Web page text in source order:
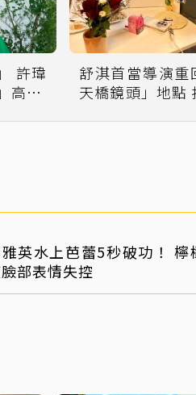
許瑋
EQ
舒淇首當導演重
天橋鏡頭」地點
英水上芭蕾5秒破功！ 檸
部表情失控